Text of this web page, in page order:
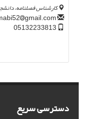
کارشناس فصلنامه،
gmail.com
دسترسی سریع